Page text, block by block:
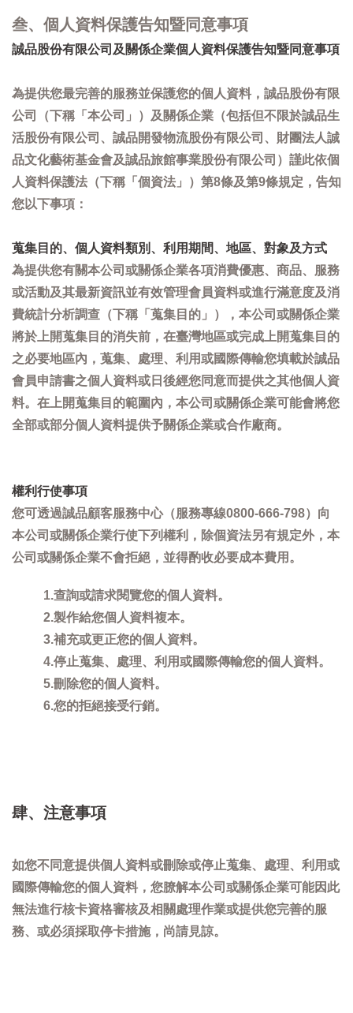
叁、個人資料保護告知暨同意事項
誠品股份有限公司及關係企業個人資料保護告知暨同意事項
為提供您最完善的服務並保護您的個人資料，誠品股份有限
公司（下稱「本公司」）及關係企業（包括但不限於誠品生
活股份有限公司、誠品開發物流股份有限公司、財團法人誠
品文化藝術基金會及誠品旅館事業股份有限公司）謹此依個
人資料保護法（下稱「個資法」）第8條及第9條規定，告知
您以下事項：
蒐集目的、個人資料類別、利用期間、地區、對象及方式
為提供您有關本公司或關係企業各項消費優惠、商品、服務
或活動及其最新資訊並有效管理會員資料或進行滿意度及消
費統計分析調查（下稱「蒐集目的」），本公司或關係企業
將於上開蒐集目的消失前，在臺灣地區或完成上開蒐集目的
之必要地區內，蒐集、處理、利用或國際傳輸您填載於誠品
會員申請書之個人資料或日後經您同意而提供之其他個人資
料。在上開蒐集目的範圍內，本公司或關係企業可能會將您
全部或部分個人資料提供予關係企業或合作廠商。
權利行使事項
您可透過誠品顧客服務中心（服務專線0800-666-798）向
本公司或關係企業行使下列權利，除個資法另有規定外，本
公司或關係企業不會拒絕，並得酌收必要成本費用。
1.查詢或請求閱覽您的個人資料。
2.製作給您個人資料複本。
3.補充或更正您的個人資料。
4.停止蒐集、處理、利用或國際傳輸您的個人資料。
5.刪除您的個人資料。
6.您的拒絕接受行銷。
肆、注意事項
如您不同意提供個人資料或刪除或停止蒐集、處理、利用或
國際傳輸您的個人資料，您膫解本公司或關係企業可能因此
無法進行核卡資格審核及相關處理作業或提供您完善的服
務、或必須採取停卡措施，尚請見諒。